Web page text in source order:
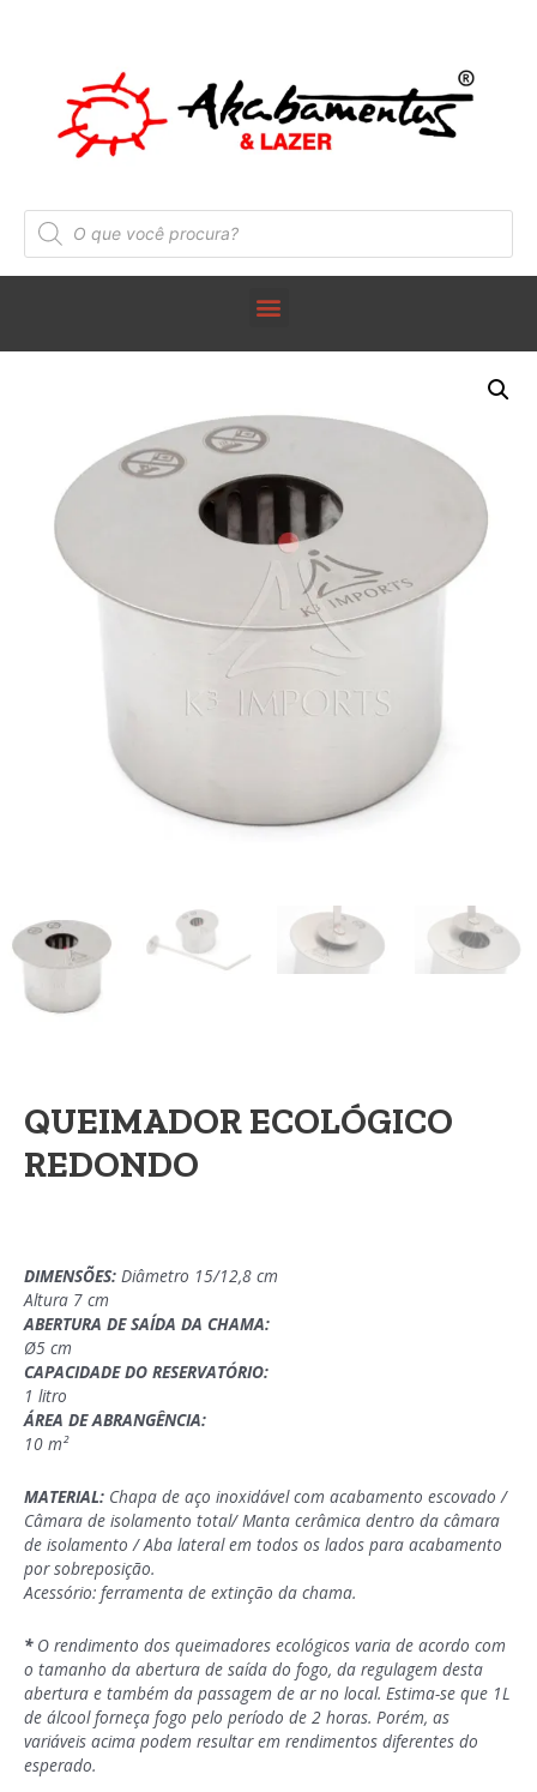
QUEIMADOR ECOLÓGICO
REDONDO
DIMENSÕES: Diâmetro 15/12,8 cm
Altura 7 cm
ABERTURA DE SAÍDA DA CHAMA:
Ø5 cm
CAPACIDADE DO RESERVATÓRIO:
1 litro
ÁREA DE ABRANGÊNCIA:
10 m²
MATERIAL: Chapa de aço inoxidável com acabamento escovado /
Câmara de isolamento total/ Manta cerâmica dentro da câmara
de isolamento / Aba lateral em todos os lados para acabamento
por sobreposição.
Acessório: ferramenta de extinção da chama.
*O rendimento dos queimadores ecológicos varia de acordo com
o tamanho da abertura de saída do fogo, da regulagem desta
abertura e também da passagem de ar no local. Estima-se que 1L
de álcool forneça fogo pelo período de 2 horas. Porém, as
variáveis acima podem resultar em rendimentos diferentes do
esperado.